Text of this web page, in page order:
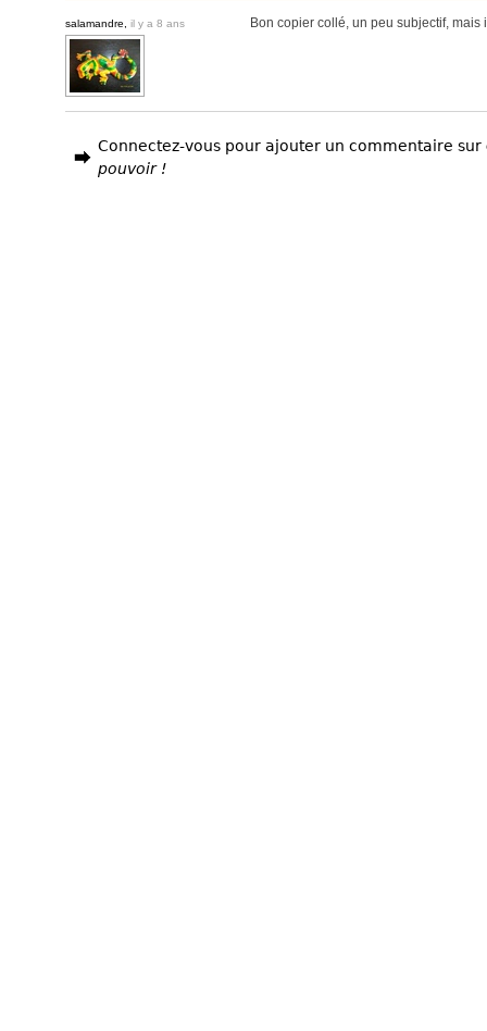
salamandre, il y a 8 ans Bon copier collé, un peu subjectif, mais
Connectez-vous pour ajouter un commentaire sur
pouvoir !